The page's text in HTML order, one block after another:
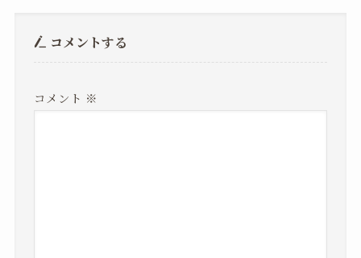
コメントする
コメント ※